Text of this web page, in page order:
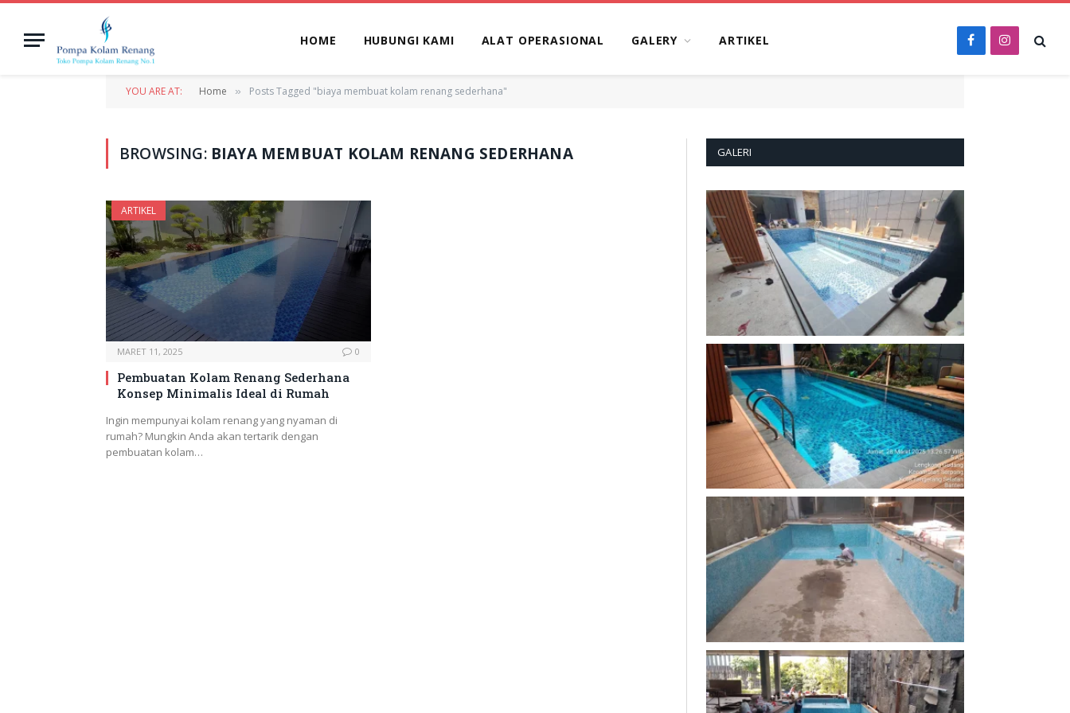
HOME HUBUNGI KAMI ALAT OPERASIONAL GALERY ARTIKEL FacebookInstagram
YOU ARE AT: Home » Posts Tagged "biaya membuat kolam renang sederhana"
BROWSING: BIAYA MEMBUAT KOLAM RENANG SEDERHANA
ARTIKEL
MARET 11, 2025 0
Pembuatan Kolam Renang Sederhana
Konsep Minimalis Ideal di Rumah
Ingin mempunyai kolam renang yang nyaman di
rumah? Mungkin Anda akan tertarik dengan
pembuatan kolam…
GALERI